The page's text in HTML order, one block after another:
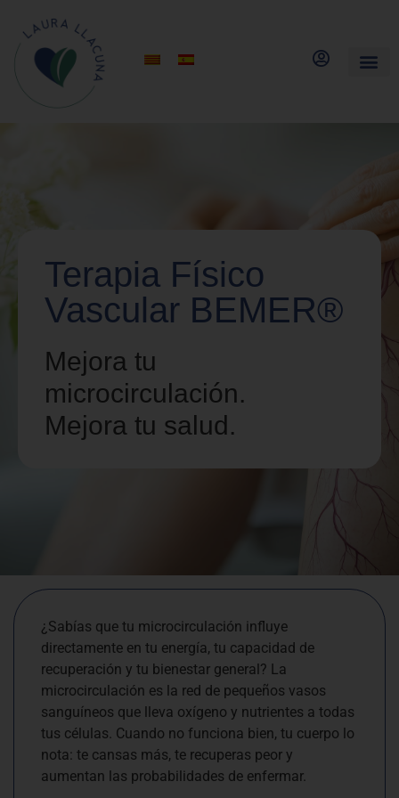
Terapia Físico
Vascular BEMER®
Mejora tu
microcirculación.
Mejora tu salud.
¿Sabías que tu microcirculación influye
directamente en tu energía, tu capacidad de
recuperación y tu bienestar general? La
microcirculación es la red de pequeños vasos
sanguíneos que lleva oxígeno y nutrientes a todas
tus células. Cuando no funciona bien, tu cuerpo lo
nota: te cansas más, te recuperas peor y
aumentan las probabilidades de enfermar.